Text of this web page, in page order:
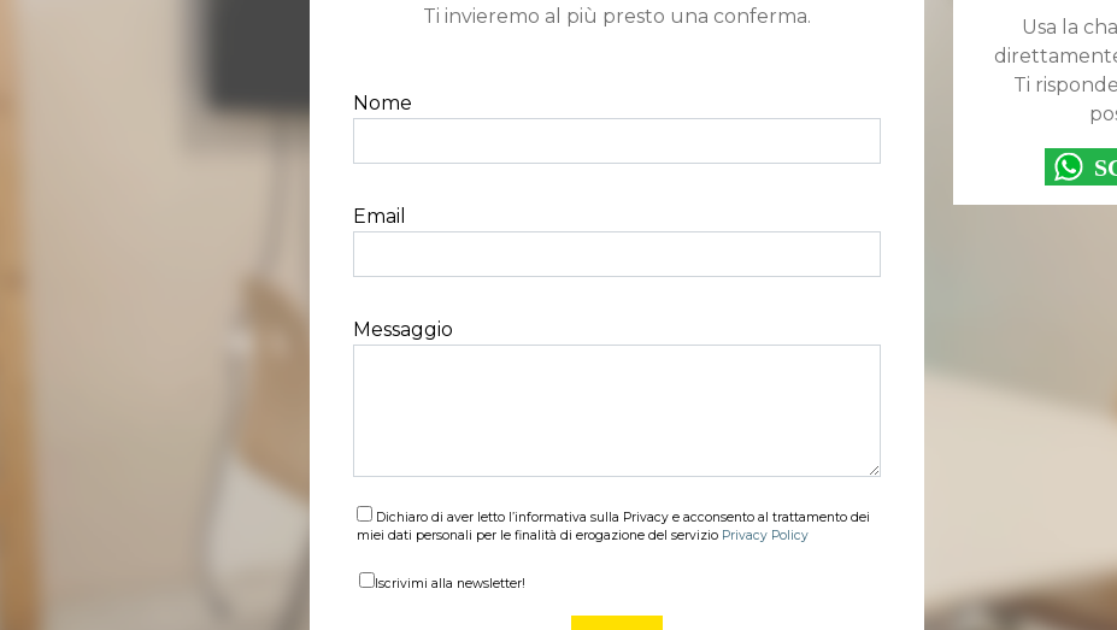
Ti invieremo al più presto una conferma.
Nome
Email
Messaggio
Dichiaro di aver letto l’informativa sulla Privacy e acconsento al trattamento dei
miei dati personali per le finalità di erogazione del servizio Privacy Policy
Iscrivimi alla newsletter!
Usa la
Ti